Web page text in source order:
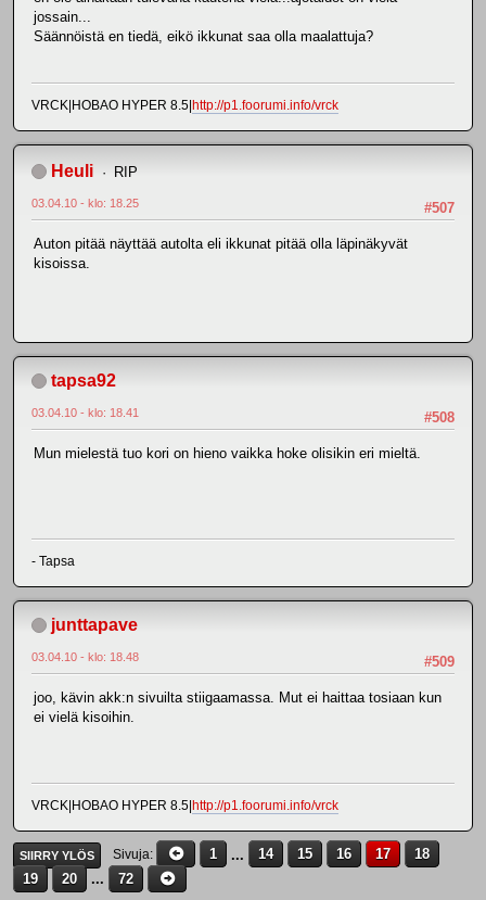
jossain...
Säännöistä en tiedä, eikö ikkunat saa olla maalattuja?
VRCK|HOBAO HYPER 8.5|http://p1.foorumi.info/vrck
Heuli RIP
#507
03.04.10 - klo: 18.25
Auton pitää näyttää autolta eli ikkunat pitää olla läpinäkyvät
kisoissa.
tapsa92
#508
03.04.10 - klo: 18.41
Mun mielestä tuo kori on hieno vaikka hoke olisikin eri mieltä.
- Tapsa
junttapave
#509
03.04.10 - klo: 18.48
joo, kävin akk:n sivuilta stiigaamassa. Mut ei haittaa tosiaan kun
ei vielä kisoihin.
VRCK|HOBAO HYPER 8.5|http://p1.foorumi.info/vrck
SIIRRY YLÖS Sivuja 1 ... 14 15 16 17
18
19
20 ... 72